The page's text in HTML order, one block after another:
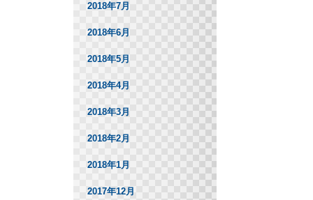
2018年7月
2018年6月
2018年5月
2018年4月
2018年3月
2018年2月
2018年1月
2017年12月